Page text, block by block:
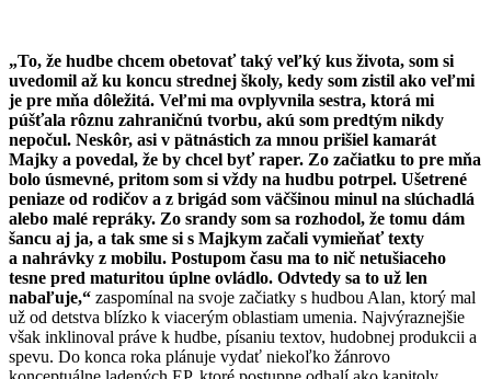
„To, že hudbe chcem obetovať taký veľký kus života, som si
uvedomil až ku koncu strednej školy, kedy som zistil ako veľmi
je pre mňa dôležitá. Veľmi ma ovplyvnila sestra, ktorá mi
púšťala rôznu zahraničnú tvorbu, akú som predtým nikdy
nepočul. Neskôr, asi v pätnástich za mnou prišiel kamarát
Majky a povedal, že by chcel byť raper. Zo začiatku to pre mňa
bolo úsmevné, pritom som si vždy na hudbu potrpel. Ušetrené
peniaze od rodičov a z brigád som väčšinou minul na slúchadlá
alebo malé repráky. Zo srandy som sa rozhodol, že tomu dám
šancu aj ja, a tak sme si s Majkym začali vymieňať texty
a nahrávky z mobilu. Postupom času ma to nič netušiaceho
tesne pred maturitou úplne ovládlo. Odvtedy sa to už len
nabaľuje,“ zaspomínal na svoje začiatky s hudbou Alan, ktorý mal
už od detstva blízko k viacerým oblastiam umenia. Najvýraznejšie
však inklinoval práve k hudbe, písaniu textov, hudobnej produkcii a
spevu. Do konca roka plánuje vydať niekoľko žánrovo